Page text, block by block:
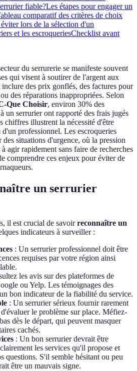
fiable?Les étapes pour engager un
comparatif des critères de choix
lors de la sélection d'un
et les escroqueriesChecklist avant
du serrurerie se manifeste souvent
qui visent à soutirer de l'argent aux
des prix gonflés, des factures pour
des réparations inappropriées. Selon
Que Choisir, environ 30% des
un serrurier ont rapporté des frais jugés
chiffres illustrent la nécessité d'être
professionnel. Les escroqueries
situations d'urgence, où la pression
agir rapidement sans faire de recherches
comprendre ces enjeux pour éviter de
un serrurier
il est crucial de savoirreconnaître un
indicateurs à surveiller :
: Un serrurier professionnel doit être
requises par votre région ainsi
les avis sur des plateformes de
ou Yelp. Les témoignages des
bon indicateur de la fiabilité du service.
: Un serrurier sérieux fournir rarement
le problème sur place. Méfiez-
dès le départ, qui peuvent masquer
cachés.
: Un bon serrurier devrait être
les services qu'il propose et
questions. S'il semble hésitant ou peu
être un mauvais signe.